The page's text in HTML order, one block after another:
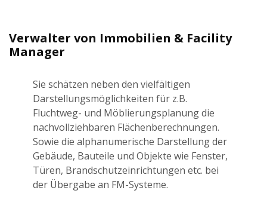
Verwalter von Immobilien & Facility
Manager
Sie schätzen neben den vielfältigen
Darstellungsmöglichkeiten für z.B.
Fluchtweg- und Möblierungsplanung die
nachvollziehbaren Flächenberechnungen.
Sowie die alphanumerische Darstellung der
Gebäude, Bauteile und Objekte wie Fenster,
Türen, Brandschutzeinrichtungen etc. bei
der Übergabe an FM-Systeme.